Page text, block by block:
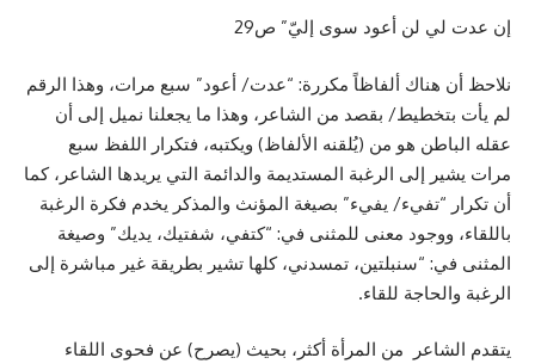
إن عدت لي لن أعود سوى إليّ” ص29
نلاحظ أن هناك ألفاظاً مكررة: “عدت/ أعود” سبع مرات، وهذا الرقم
لم يأت بتخطيط/ بقصد من الشاعر، وهذا ما يجعلنا نميل إلى أن
عقله الباطن هو من (يُلقنه الألفاظ) ويكتبه، فتكرار اللفظ سبع
مرات يشير إلى الرغبة المستديمة والدائمة التي يريدها الشاعر، كما
أن تكرار “تفيء/ يفيء” بصيغة المؤنث والمذكر يخدم فكرة الرغبة
باللقاء، ووجود معنى للمثنى في: “كتفي، شفتيك، يديك” وصيغة
المثنى في: “سنبلتين، تمسدني، كلها تشير بطريقة غير مباشرة إلى
الرغبة والحاجة للقاء.
يتقدم الشاعر من المرأة أكثر، بحيث (يصرح) عن فحوى اللقاء